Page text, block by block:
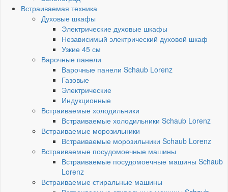
Встраиваемая техника
Духовые шкафы
Электрические духовые шкафы
Независимый электрический духовой шкаф
Узкие 45 см
Варочные панели
Варочные панели Schaub Lorenz
Газовые
Электрические
Индукционные
Встраиваемые холодильники
Встраиваемые холодильники Schaub Lorenz
Встраиваемые морозильники
Встраиваемые морозильники Schaub Lorenz
Встраиваемые посудомоечные машины
Встраиваемые посудомоечные машины Schaub
Lorenz
Встраиваемые стиральные машины